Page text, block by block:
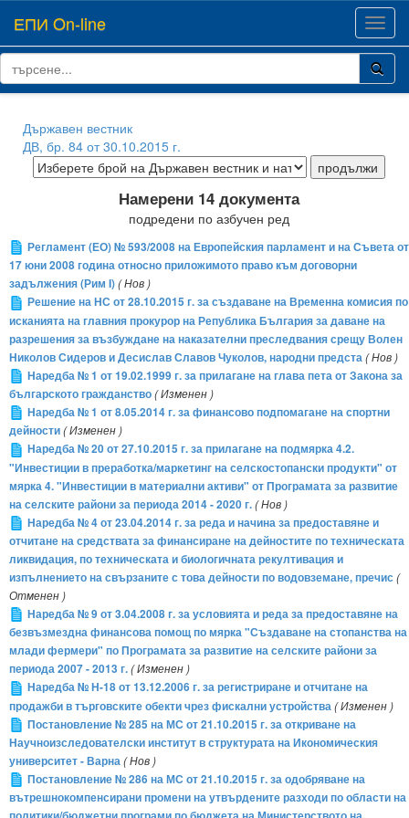
ЕПИ On-line
Държавен вестник
ДВ, бр. 84 от 30.10.2015 г.
Намерени 14 документа
подредени по азбучен ред
Регламент (ЕО) № 593/2008 на Европейския парламент и на Съвета от
17 юни 2008 година относно приложимото право към договорни
задължения (Рим I)( Нов )
Решение на НС от 28.10.2015 г. за създаване на Временна комисия по
исканията на главния прокурор на Република България за даване на
разрешения за възбуждане на наказателни преследвания срещу Волен
Николов Сидеров и Десислав Славов Чуколов, народни предста( Нов )
Наредба № 1 от 19.02.1999 г. за прилагане на глава пета от Закона за
българското гражданство( Изменен )
Наредба № 1 от 8.05.2014 г. за финансово подпомагане на спортни
дейности( Изменен )
Наредба № 20 от 27.10.2015 г. за прилагане на подмярка 4.2.
"Инвестиции в преработка/маркетинг на селскостопански продукти" от
мярка 4. "Инвестиции в материални активи" от Програмата за развитие
на селските райони за периода 2014 - 2020 г.( Нов )
Наредба № 4 от 23.04.2014 г. за реда и начина за предоставяне и
отчитане на средствата за финансиране на дейностите по техническата
ликвидация, по техническата и биологичната рекултивация и
изпълнението на свързаните с това дейности по водовземане, пречис(
Отменен )
Наредба № 9 от 3.04.2008 г. за условията и реда за предоставяне на
безвъзмездна финансова помощ по мярка "Създаване на стопанства на
млади фермери" по Програмата за развитие на селските райони за
периода 2007 - 2013 г.( Изменен )
Наредба № Н-18 от 13.12.2006 г. за регистриране и отчитане на
продажби в търговските обекти чрез фискални устройства( Изменен )
Постановление № 285 на МС от 21.10.2015 г. за откриване на
Научноизследователски институт в структурата на Икономическия
университет - Варна( Нов )
Постановление № 286 на МС от 21.10.2015 г. за одобряване на
вътрешнокомпенсирани промени на утвърдените разходи по области на